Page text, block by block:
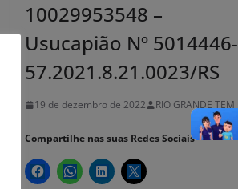
10029953548 –
Usucapião Nº 5014446-
57.2021.8.21.0023/RS
19 de dezembro de 2022 RIO GRANDE TEM
Compartilhe nas suas Redes Sociais